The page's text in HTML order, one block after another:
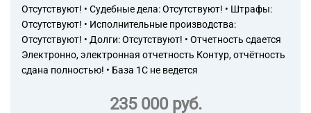
Отсутствуют! • Судебные дела: Отсутствуют! • Штрафы:
Отсутствуют! • Исполнительные производства:
Отсутствуют! • Долги: Отсутствуют! • Отчетность сдается
Электронно, электронная отчетность Контур, отчётность
сдана полностью! • База 1С не ведется
235 000 руб.